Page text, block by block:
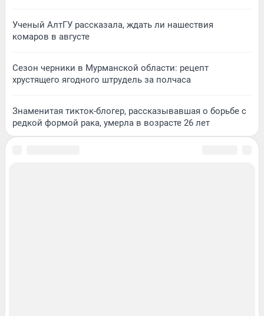
Ученый АлтГУ рассказала, ждать ли нашествия
комаров в августе
Сезон черники в Мурманской области: рецепт
хрустящего ягодного штрудель за полчаса
Знаменитая тикток-блогер, рассказывавшая о борьбе с
редкой формой рака, умерла в возрасте 26 лет